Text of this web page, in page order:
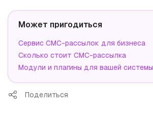
Может пригодиться
Сервис СМС-рассылок для бизнеса
Сколько стоит СМС-рассылка
Модули и плагины для вашей системы
Поделиться